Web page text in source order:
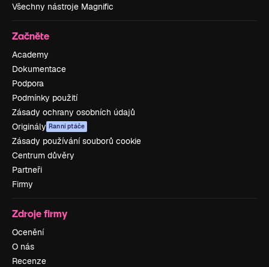
Všechny nástroje Magnific
Začněte
Academy
Dokumentace
Podpora
Podmínky použití
Zásady ochrany osobních údajů
Originály Ranní ptáče
Zásady používání souborů cookie
Centrum důvěry
Partneři
Firmy
Zdroje firmy
Ocenění
O nás
Recenze